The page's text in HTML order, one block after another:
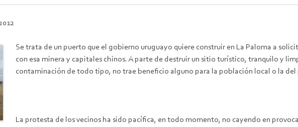
Se trata de un puerto que el gobierno uruguayo quiere construir en La Paloma a
con esa minera y capitales chinos. A parte de destruir un sitio turístico, tranquilo y
contaminación de todo tipo, no trae beneficio alguno para la población local o la del
La protesta de los vecinos ha sido pacífica, en todo momento, no cayendo en